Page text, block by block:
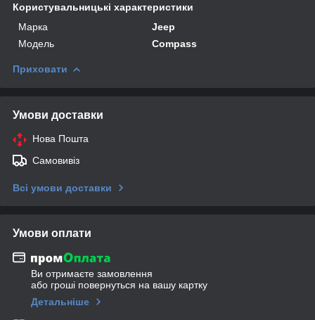
Користувальницькі характеристики
Марка
Jeep
Модель
Compass
Приховати
Умови доставки
Нова Пошта
Самовивіз
Всі умови доставки
Умови оплати
Ви отримаєте замовлення
або гроші повернуться на вашу картку
Детальніше